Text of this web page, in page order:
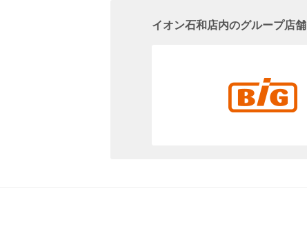
イオン石和店内のグループ店舗